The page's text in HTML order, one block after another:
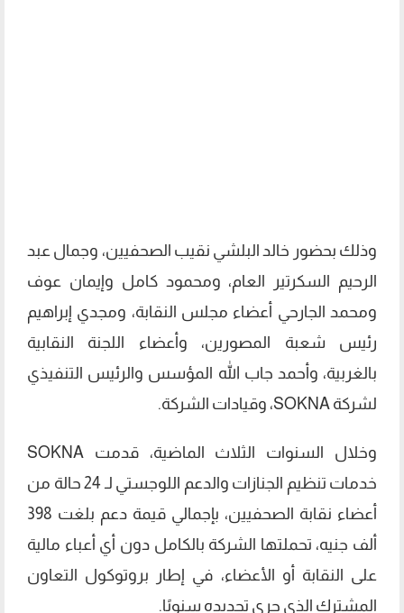
وذلك بحضور خالد البلشي نقيب الصحفيين، وجمال عبد
الرحيم السكرتير العام، ومحمود كامل وإيمان عوف
ومحمد الجارحي أعضاء مجلس النقابة، ومجدي إبراهيم
رئيس شعبة المصورين، وأعضاء اللجنة النقابية
بالغربية، وأحمد جاب الله المؤسس والرئيس التنفيذي
لشركة SOKNA، وقيادات الشركة.
وخلال السنوات الثلاث الماضية، قدمت SOKNA
خدمات تنظيم الجنازات والدعم اللوجستي لـ 24 حالة من
أعضاء نقابة الصحفيين، بإجمالي قيمة دعم بلغت 398
ألف جنيه، تحملتها الشركة بالكامل دون أي أعباء مالية
على النقابة أو الأعضاء، في إطار بروتوكول التعاون
المشترك الذي جرى تجديده سنويًا.